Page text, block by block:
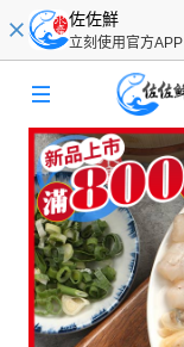
佐佐鮮
立刻使用官方APP